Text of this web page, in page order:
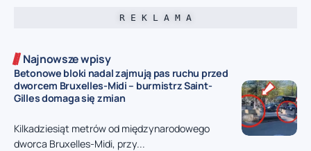
R E K L A M A
Najnowsze wpisy
Betonowe bloki nadal zajmują pas ruchu przed
dworcem Bruxelles-Midi – burmistrz Saint-
Gilles domaga się zmian
Kilkadziesiąt metrów od międzynarodowego
dworca Bruxelles-Midi, przy...